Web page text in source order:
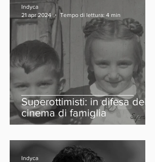
Superottimisti: in difesa del
cinema di famiglia
Indyca
21 apr 2024
Tempo di lettura: 4 min
Indyca